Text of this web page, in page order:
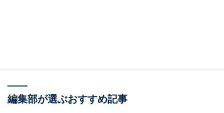
編集部が選ぶおすすめ記事